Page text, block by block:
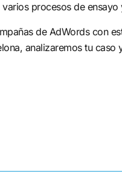
procesos de
de AdWords con
analizaremos tu